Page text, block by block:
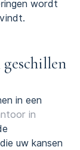
wordt
in een
in
uw kansen